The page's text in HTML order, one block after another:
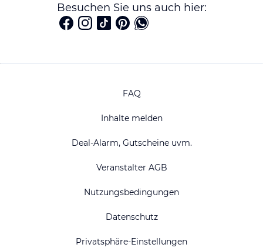
Besuchen Sie uns auch hier:
FAQ
Inhalte melden
Deal-Alarm, Gutscheine uvm.
Veranstalter AGB
Nutzungsbedingungen
Datenschutz
Privatsphäre-Einstellungen